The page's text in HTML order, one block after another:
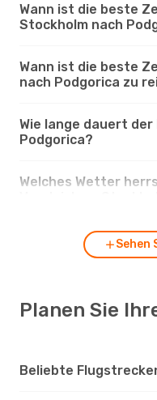
Wann ist die beste
Stockholm nach
Wann ist die beste
nach Podgorica zu
Wie lange dauert
Podgorica?
Welches Wetter
Sehen
Planen Sie
Beliebte